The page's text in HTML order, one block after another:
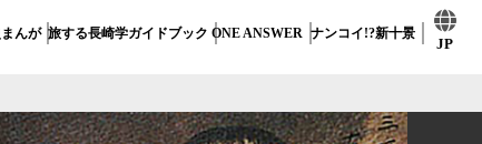
んが 旅する長崎学ガイドブック ONE ANSWER ナンコイ!?新十景
JP